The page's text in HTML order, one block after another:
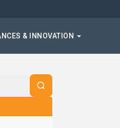
& INNOVATION